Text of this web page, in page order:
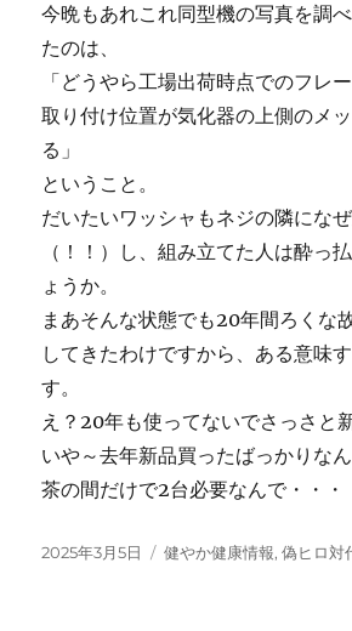
今晩もあれこれ同型機の写真を調
たのは、
「どうやら工場出荷時点でのフレ
取り付け位置が気化器の上側のメ
る」
ということ。
だいたいワッシャもネジの隣にな
（！！）し、組み立てた人は酔っ
ょうか。
まあそんな状態でも20年間ろくな
してきたわけですから、ある意味
す。
え？20年も使ってないでさっさと
いや～去年新品買ったばっかりな
茶の間だけで2台必要なんで・・・
投
2025年3月5日
カ
健やか健康情報,偽ヒロ対